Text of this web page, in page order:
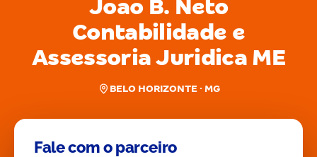
Joao B. Neto
Contabilidade e
Assessoria Juridica ME
BELO HORIZONTE · MG
Fale com o parceiro